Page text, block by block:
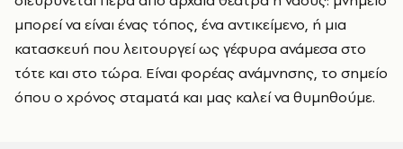
μπορεί να είναι ένας τόπος, ένα αντικείμενο, ή μια
κατασκευή που λειτουργεί ως γέφυρα ανάμεσα στο
τότε και στο τώρα. Είναι φορέας ανάμνησης, το σημείο
όπου ο χρόνος σταματά και μας καλεί να θυμηθούμε.